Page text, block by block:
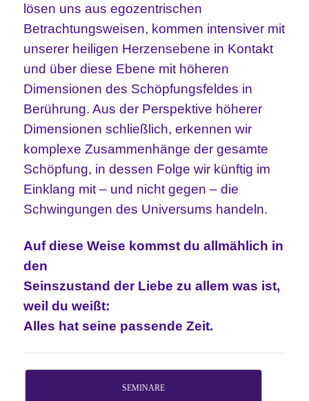
lösen uns aus egozentrischen
Betrachtungsweisen, kommen intensiver mit
unserer heiligen Herzensebene in Kontakt
und über diese Ebene mit höheren
Dimensionen des Schöpfungsfeldes in
Berührung. Aus der Perspektive höherer
Dimensionen schließlich, erkennen wir
komplexe Zusammenhänge der gesamte
Schöpfung, in dessen Folge wir künftig im
Einklang mit – und nicht gegen – die
Schwingungen des Universums handeln.
Auf diese Weise kommst du allmählich in
den
Seinszustand der Liebe zu allem was ist,
weil du weißt:
Alles hat seine passende Zeit.
SEMINARE